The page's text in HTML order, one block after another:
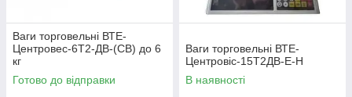
Ваги торговельні ВТЕ-
Центровес-6Т2-ДВ-(СВ) до 6
кг
Готово до відправки
Ваги торговельні ВТЕ-
Центровіс-15Т2ДВ-Е-Н
В наявності